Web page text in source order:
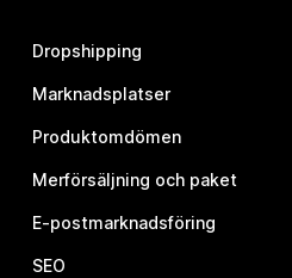
Dropshipping
Marknadsplatser
Produktomdömen
Merförsäljning och paket
E-postmarknadsföring
SEO